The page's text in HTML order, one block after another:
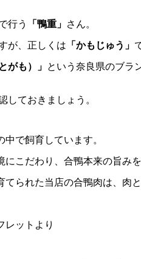
行う 「鴨重」 さん。
が、正しくは 「かもじゅう」
がも）」 という奈良県のブラ
しておきましょう。
で飼育しています。
こだわり、合鴨本来の旨み
られた当店の合鴨肉は、肉
ットより